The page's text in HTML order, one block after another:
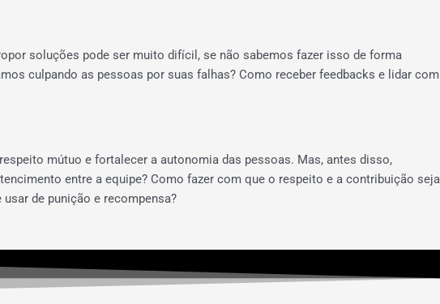
soluções pode ser muito difícil, se não sabemos fazer isso de forma
culpando as pessoas por suas falhas? Como receber feedbacks e lidar com
mútuo e fortalecer a autonomia das pessoas. Mas, antes disso,
entre a equipe? Como fazer com que o respeito e a contribuição seja
de punição e recompensa?